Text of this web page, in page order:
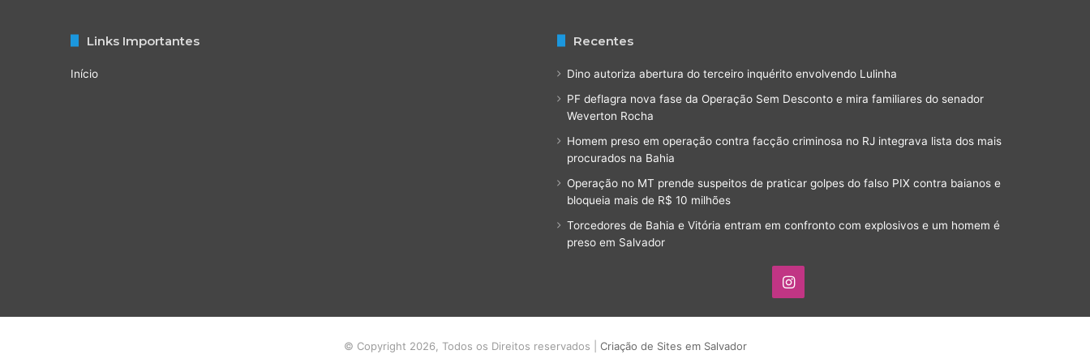
Links Importantes
Início
Recentes
Dino autoriza abertura do terceiro inquérito envolvendo Lulinha
PF deflagra nova fase da Operação Sem Desconto e mira familiares do senador
Weverton Rocha
Homem preso em operação contra facção criminosa no RJ integrava lista dos mais
procurados na Bahia
Operação no MT prende suspeitos de praticar golpes do falso PIX contra baianos e
bloqueia mais de R$ 10 milhões
Torcedores de Bahia e Vitória entram em confronto com explosivos e um homem é
preso em Salvador
Instagram
© Copyright 2026, Todos os Direitos reservados | Criação de Sites em Salvador